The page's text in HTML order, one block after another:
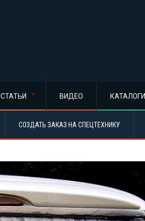
СТАТЬИ ВИДЕО КАТАЛОГИ
СОЗДАТЬ ЗАКАЗ НА СПЕЦТЕХНИКУ